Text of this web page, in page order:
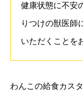
健康状態に不安
りつけの獣医師
いただくことを
わんこの給食カス